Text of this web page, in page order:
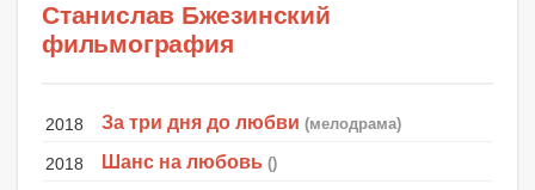
Станислав Бжезинский
фильмография
2018 За три дня до любви (мелодрама)
2018 Шанс на любовь ()